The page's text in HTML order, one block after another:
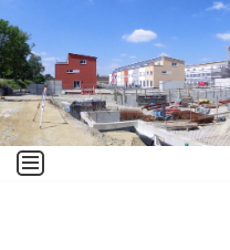
Zum
Inhalt
springen